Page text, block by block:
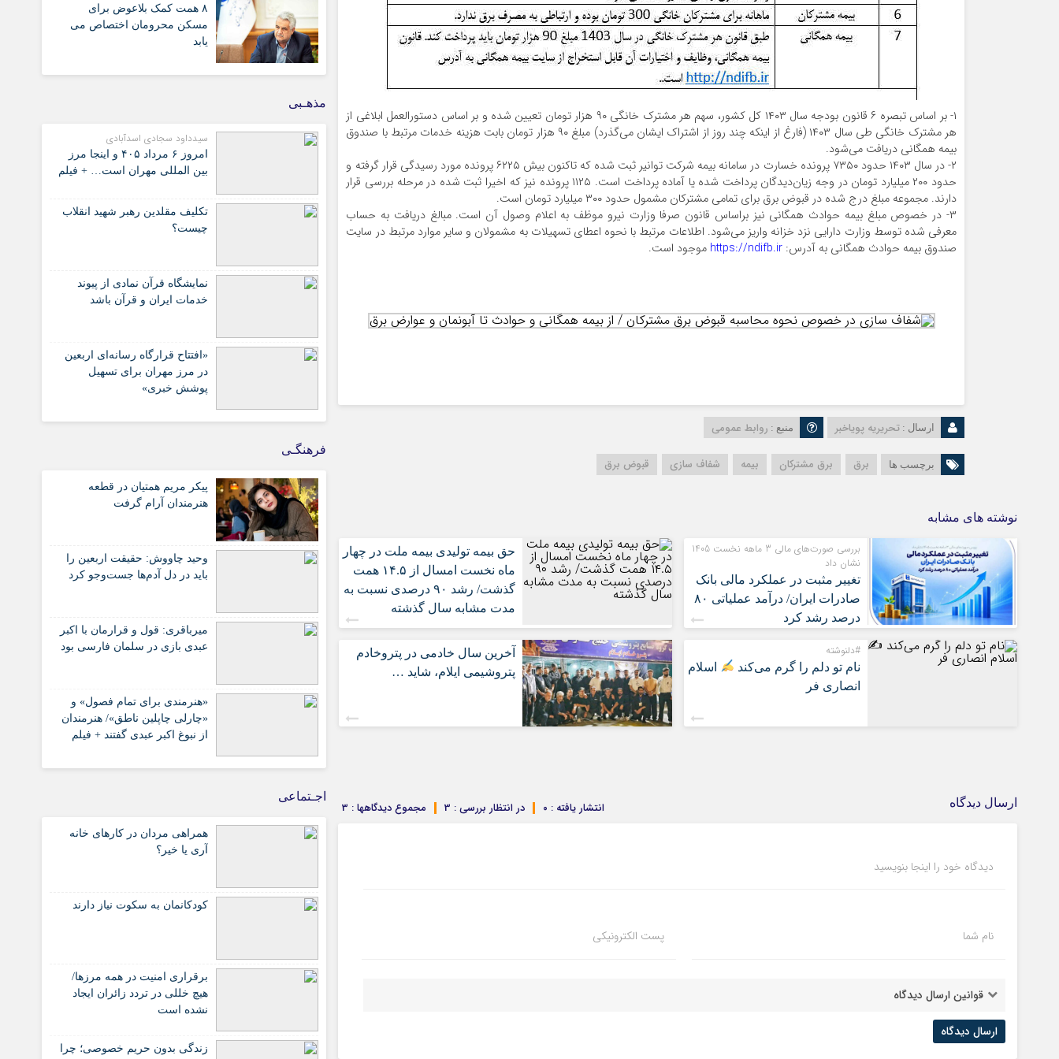
۱- بر اساس تبصره ۶ قانون بودجه سال ۱۴۰۳ کل کشور، سهم هر مشترک خانگی ۹۰ هزار تومان تعیین شده و بر اساس دستورالعمل ابلاغی از
هر مشترک خانگی طی سال ۱۴۰۳ (فارغ از اینکه چند روز از اشتراک ایشان می‌گذرد) مبلغ ۹۰ هزار تومان بابت هزینه خدمات مرتبط با صندوق
بیمه همگانی دریافت می‌شود.
۲- در سال ۱۴۰۳ حدود ۷۳۵۰ پرونده خسارت در سامانه بیمه شرکت توانیر ثبت شده که تاکنون بیش ۶۲۲۵ پرونده مورد رسیدگی قرار گرفته و
حدود ۲۰۰ میلیارد تومان در وجه زیان‌دیدگان پرداخت شده یا آماده پرداخت است. ۱۱۲۵ پرونده نیز که اخیرا ثبت شده در مرحله بررسی قرار
دارند. مجموعه مبلغ درج شده در قبوض برق برای تمامی مشترکان مشمول حدود ۳۰۰ میلیارد تومان است.
۳- در خصوص مبلغ بیمه حوادث همگانی نیز براساس قانون صرفا وزارت نیرو موظف به اعلام وصول آن است. مبالغ دریافت به حساب
معرفی شده توسط وزارت دارایی نزد خزانه واریز می‌شود. اطلاعات مرتبط با نحوه اعطای تسهیلات به مشمولان و سایر موارد مرتبط در سایت
صندوق بیمه حوادث همگانی به آدرس: https://ndifb.ir موجود است.
ارسال : تحریریه پویاخبر منبع : روابط عمومی
برچسب ها برق برق مشترکان بیمه شفاف سازی قبوض برق
نوشته های مشابه
بررسی صورت‌های مالی 3 ماهه نخست 1405
نشان داد
تغییر مثبت در عملکرد مالی بانک
صادرات ایران/ درآمد عملیاتی ۸۰
درصد رشد کرد
حق بیمه تولیدی بیمه ملت در چهار
ماه نخست امسال از ۱۴.۵ همت
گذشت/ رشد ۹۰ درصدی نسبت به
مدت مشابه سال گذشته
#دلنوشته
نام تو دلم را گرم می‌کند
اسلام
انصاری فر
آخرین سال خادمی در پتروخادم
پتروشیمی ایلام، شاید …
ارسال دیدگاه مجموع دیدگاهها : 3 در انتظار بررسی : 3 انتشار یافته : ۰
دیدگاه خود را اینجا بنویسید
نام شما پست الکترونیکی
قوانین ارسال دیدگاه
۸ همت کمک بلاعوض برای
مسکن محرومان اختصاص می
یابد
مذهـبی
سیدداود سجادی اسدآبادی
امروز ۶ مرداد ۴۰۵ و اینجا مرز
بین المللی مهران است… + فیلم
تکلیف مقلدین رهبر شهید انقلاب
چیست؟
نمایشگاه قرآن نمادی از پیوند
خدمات ایران و قرآن باشد
«افتتاح قرارگاه رسانه‌ای اربعین
در مرز مهران برای تسهیل
پوشش خبری»
فرهنگـی
پیکر مریم همتیان در قطعه
هنرمندان آرام گرفت
وحید چاووش: حقیقت اربعین را
باید در دل آدم‌ها جست‌وجو کرد
میرباقری: قول و قرارمان با اکبر
عبدی بازی در سلمان فارسی بود
«هنرمندی برای تمام فصول» و
«چارلی چاپلین ناطق»/ هنرمندان
از نبوغ اکبر عبدی گفتند + فیلم
اجـتماعی
همراهی مردان در کارهای خانه
آری یا خیر؟
کودکانمان به سکوت نیاز دارند
برقراری امنیت در همه مرزها/
هیچ‌ خللی در تردد زائران ایجاد
نشده است
زندگی بدون حریم خصوصی؛ چرا